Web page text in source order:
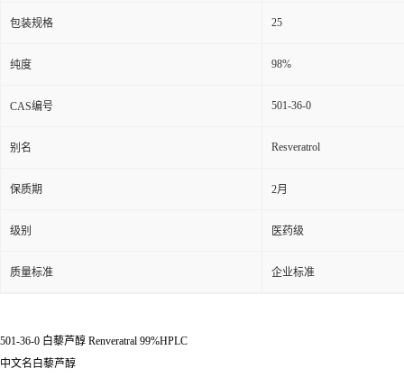
包装规格 25
纯度 98%
CAS编号 501-36-0
别名 Resveratrol
保质期 2月
级别 医药级
质量标准 企业标准
501-36-0 白藜芦醇 Renveratral 99%HPLC
中文名白藜芦醇